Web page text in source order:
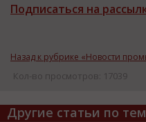
Подписаться на
Назад к рубрике «Новости
Кол-во просмотров: 17039
Другие статьи по